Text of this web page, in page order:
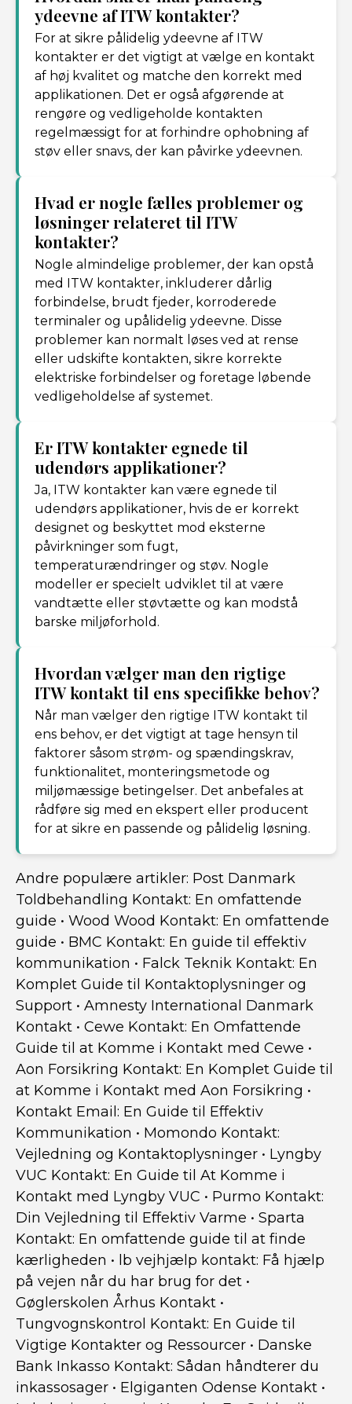
ydeevne af ITW kontakter?
For at sikre pålidelig ydeevne af ITW
kontakter er det vigtigt at vælge en kontakt
af høj kvalitet og matche den korrekt med
applikationen. Det er også afgørende at
rengøre og vedligeholde kontakten
regelmæssigt for at forhindre ophobning af
støv eller snavs, der kan påvirke ydeevnen.
Hvad er nogle fælles problemer og
løsninger relateret til ITW
kontakter?
Nogle almindelige problemer, der kan opstå
med ITW kontakter, inkluderer dårlig
forbindelse, brudt fjeder, korroderede
terminaler og upålidelig ydeevne. Disse
problemer kan normalt løses ved at rense
eller udskifte kontakten, sikre korrekte
elektriske forbindelser og foretage løbende
vedligeholdelse af systemet.
Er ITW kontakter egnede til
udendørs applikationer?
Ja, ITW kontakter kan være egnede til
udendørs applikationer, hvis de er korrekt
designet og beskyttet mod eksterne
påvirkninger som fugt,
temperaturændringer og støv. Nogle
modeller er specielt udviklet til at være
vandtætte eller støvtætte og kan modstå
barske miljøforhold.
Hvordan vælger man den rigtige
ITW kontakt til ens specifikke behov?
Når man vælger den rigtige ITW kontakt til
ens behov, er det vigtigt at tage hensyn til
faktorer såsom strøm- og spændingskrav,
funktionalitet, monteringsmetode og
miljømæssige betingelser. Det anbefales at
rådføre sig med en ekspert eller producent
for at sikre en passende og pålidelig løsning.
Andre populære artikler: Post Danmark
Toldbehandling Kontakt: En omfattende
guide • Wood Wood Kontakt: En omfattende
guide • BMC Kontakt: En guide til effektiv
kommunikation • Falck Teknik Kontakt: En
Komplet Guide til Kontaktoplysninger og
Support • Amnesty International Danmark
Kontakt • Cewe Kontakt: En Omfattende
Guide til at Komme i Kontakt med Cewe •
Aon Forsikring Kontakt: En Komplet Guide til
at Komme i Kontakt med Aon Forsikring •
Kontakt Email: En Guide til Effektiv
Kommunikation • Momondo Kontakt:
Vejledning og Kontaktoplysninger • Lyngby
VUC Kontakt: En Guide til At Komme i
Kontakt med Lyngby VUC • Purmo Kontakt:
Din Vejledning til Effektiv Varme • Sparta
Kontakt: En omfattende guide til at finde
kærligheden • lb vejhjælp kontakt: Få hjælp
på vejen når du har brug for det •
Gøglerskolen Århus Kontakt •
Tungvognskontrol Kontakt: En Guide til
Vigtige Kontakter og Ressourcer • Danske
Bank Inkasso Kontakt: Sådan håndterer du
inkassosager • Elgiganten Odense Kontakt •